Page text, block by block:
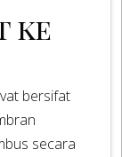
ke
bersifat
secara